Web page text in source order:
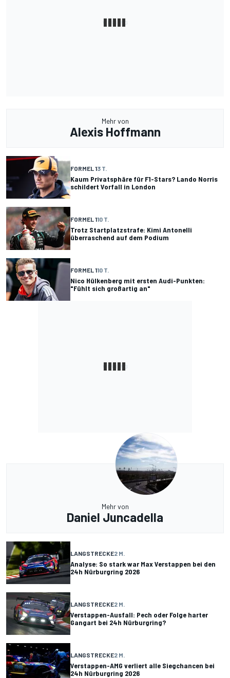
Mehr von
Alexis Hoffmann
FORMEL 13 T.
Kaum Privatsphäre für F1-Stars? Lando Norris
schildert Vorfall in London
FORMEL 110 T.
Trotz Startplatzstrafe: Kimi Antonelli
überraschend auf dem Podium
FORMEL 110 T.
Nico Hülkenberg mit ersten Audi-Punkten:
"Fühlt sich großartig an"
Mehr von
Daniel Juncadella
LANGSTRECKE2 M.
Analyse: So stark war Max Verstappen bei den
24h Nürburgring 2026
LANGSTRECKE2 M.
Verstappen-Ausfall: Pech oder Folge harter
Gangart bei 24h Nürburgring?
LANGSTRECKE2 M.
Verstappen-AMG verliert alle Siegchancen bei
24h Nürburgring 2026